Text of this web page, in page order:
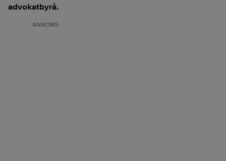
advokatbyrå.
ANNONS